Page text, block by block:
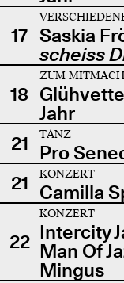
17 Saskia
scheiss
18
ZUM
Jahr
21
TANZ
Pro
21
KONZERT
Camilla
22
KONZERT
Intercity
Man Of
Mingus